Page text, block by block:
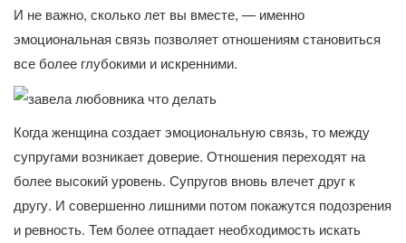
И не важно, сколько лет вы вместе, — именно
эмоциональная связь позволяет отношениям становиться
все более глубокими и искренними.
Когда женщина создает эмоциональную связь, то между
супругами возникает доверие. Отношения переходят на
более высокий уровень. Супругов вновь влечет друг к
другу. И совершенно лишними потом покажутся подозрения
и ревность. Тем более отпадает необходимость искать